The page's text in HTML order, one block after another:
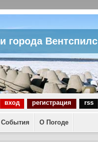
города Вентспилс
вход регистрация rss
События О Погоде